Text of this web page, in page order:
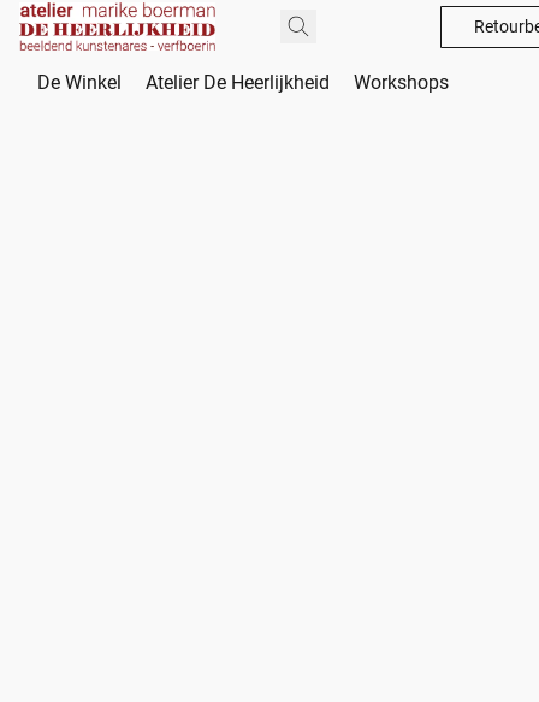
De Winkel Atelier De Heerlijkheid Workshops